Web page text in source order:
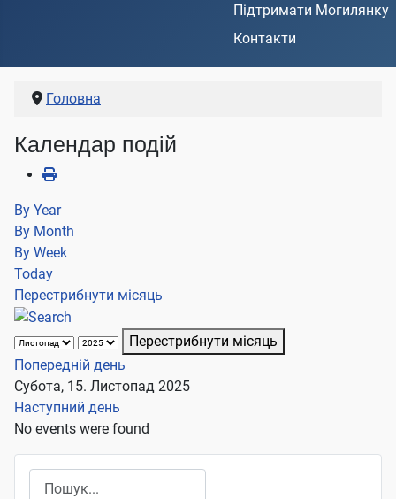
Підтримати Могилянку
Контакти
Головна
Календар подій
By Year
By Month
By Week
Today
Перестрибнути місяць
Перестрибнути місяць
Попередній день
Субота, 15. Листопад 2025
Наступний день
No events were found